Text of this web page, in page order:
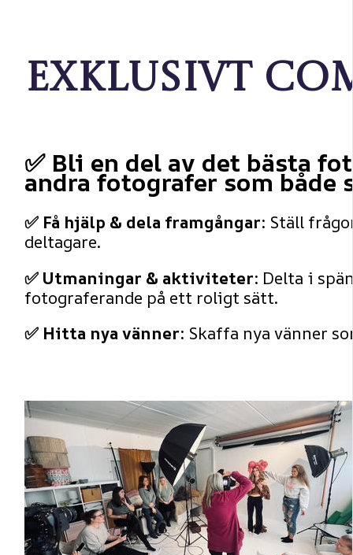
Exklusivt
✅ Bli en del av det bästa
andra fotografer som
✅ Få hjälp & dela framgångar: Ställ
deltagare.
✅ Utmaningar & aktiviteter: Delta i
fotograferande på ett roligt sätt.
✅ Hitta nya vänner: Skaffa nya vänner